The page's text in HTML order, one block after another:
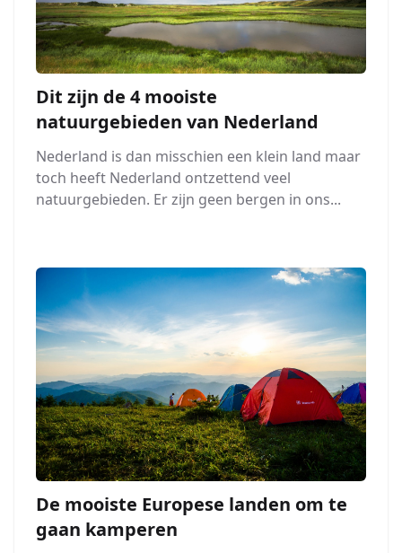
Dit zijn de 4 mooiste
natuurgebieden van Nederland
Nederland is dan misschien een klein land maar
toch heeft Nederland ontzettend veel
natuurgebieden. Er zijn geen bergen in ons...
De mooiste Europese landen om te
gaan kamperen